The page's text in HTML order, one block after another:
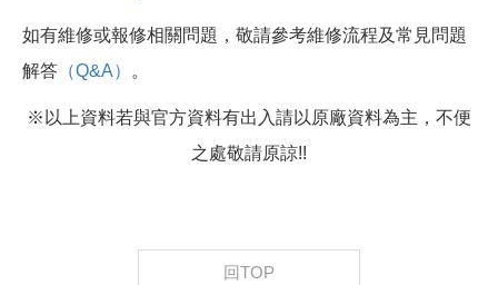
如有維修或報修相關問題，敬請參考維修流程及常見問題
解答 （Q&A） 。
※以上資料若與官方資料有出入請以原廠資料為主，不便
之處敬請原諒!!
回TOP